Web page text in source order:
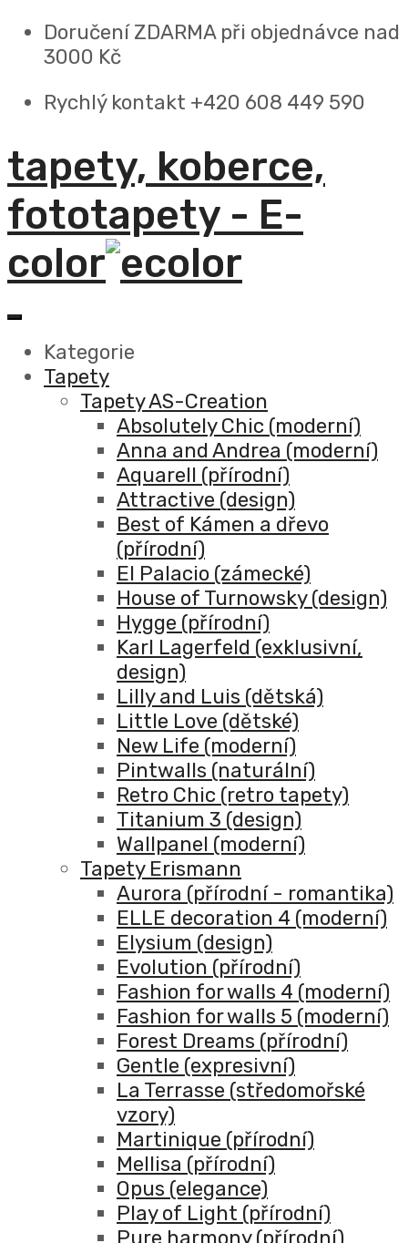
Doručení ZDARMA při objednávce nad
3000 Kč
Rychlý kontakt +420 608 449 590
tapety, koberce,
fototapety - E-
color
Kategorie
Tapety
Tapety AS-Creation
Absolutely Chic (moderní)
Anna and Andrea (moderní)
Aquarell (přírodní)
Attractive (design)
Best of Kámen a dřevo
(přírodní)
El Palacio (zámecké)
House of Turnowsky (design)
Hygge (přírodní)
Karl Lagerfeld (exklusivní,
design)
Lilly and Luis (dětská)
Little Love (dětské)
New Life (moderní)
Pintwalls (naturální)
Retro Chic (retro tapety)
Titanium 3 (design)
Wallpanel (moderní)
Tapety Erismann
Aurora (přírodní - romantika)
ELLE decoration 4 (moderní)
Elysium (design)
Evolution (přírodní)
Fashion for walls 4 (moderní)
Fashion for walls 5 (moderní)
Forest Dreams (přírodní)
Gentle (expresivní)
La Terrasse (středomořské
vzory)
Martinique (přírodní)
Mellisa (přírodní)
Opus (elegance)
Play of Light (přírodní)